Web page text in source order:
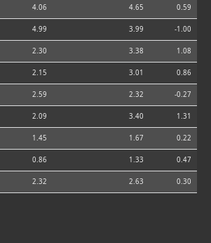
4.06 4.65 0.59
4.99 3.99 -1.00
2.30 3.38 1.08
2.15 3.01 0.86
2.59 2.32 -0.27
2.09 3.40 1.31
1.45 1.67 0.22
0.86 1.33 0.47
2.32 2.63 0.30